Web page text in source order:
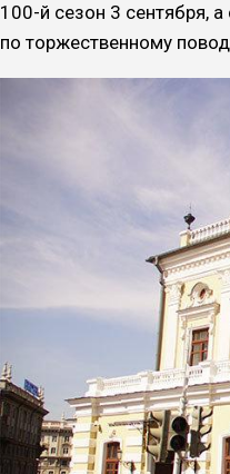
100-й сезон 3 сентября,
по торжественному